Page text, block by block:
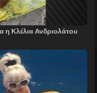
η Κλέλια Ανδριολάτου